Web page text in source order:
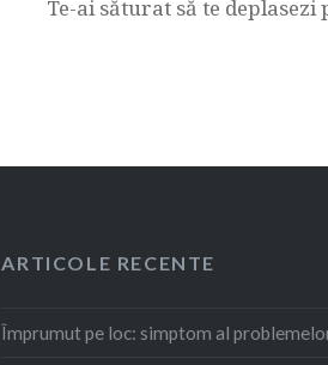
Te-ai săturat să te
ARTICOLE RECENTE
Împrumut pe loc: simptom al